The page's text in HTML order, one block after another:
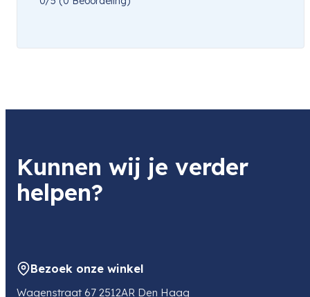
Kunnen wij je verder
helpen?
Bezoek onze winkel
Wagenstraat 67 2512AR Den Haag